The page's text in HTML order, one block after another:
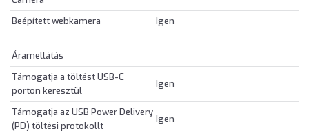
Beépített webkamera
Igen
Áramellátás
Támogatja a töltést USB-C
porton keresztül
Igen
Támogatja az USB Power Delivery
(PD) töltési protokollt
Igen